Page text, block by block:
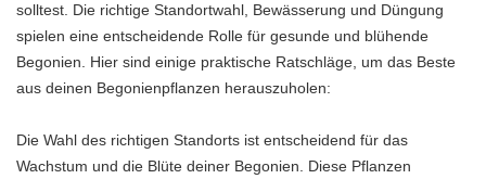
solltest. Die richtige Standortwahl, Bewässerung und Düngung
spielen eine entscheidende Rolle für gesunde und blühende
Begonien. Hier sind einige praktische Ratschläge, um das Beste
aus deinen Begonienpflanzen herauszuholen:
Die Wahl des richtigen Standorts ist entscheidend für das
Wachstum und die Blüte deiner Begonien. Diese Pflanzen